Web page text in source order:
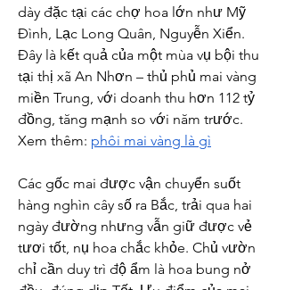
dày đặc tại các chợ hoa lớn như Mỹ
Đình, Lạc Long Quân, Nguyễn Xiển.
Đây là kết quả của một mùa vụ bội thu
tại thị xã An Nhơn – thủ phủ mai vàng
miền Trung, với doanh thu hơn 112 tỷ
đồng, tăng mạnh so với năm trước.
Xem thêm: phôi mai vàng là gì
Các gốc mai được vận chuyển suốt
hàng nghìn cây số ra Bắc, trải qua hai
ngày đường nhưng vẫn giữ được vẻ
tươi tốt, nụ hoa chắc khỏe. Chủ vườn
chỉ cần duy trì độ ẩm là hoa bung nở